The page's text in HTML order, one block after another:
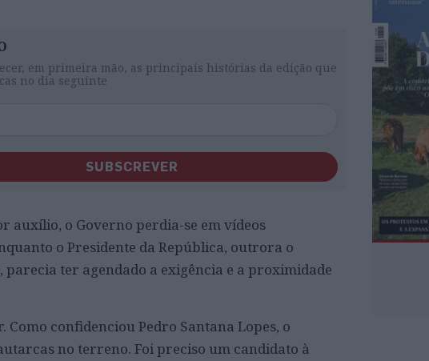
em primeira mão, as principais histórias da edição que
no dia seguinte
SUBSCREVER
auxílio, o Governo perdia-se em vídeos
o Presidente da República, outrora o
ter agendado a exigência e a proximidade
confidenciou Pedro Santana Lopes, o
no terreno. Foi preciso um candidato à